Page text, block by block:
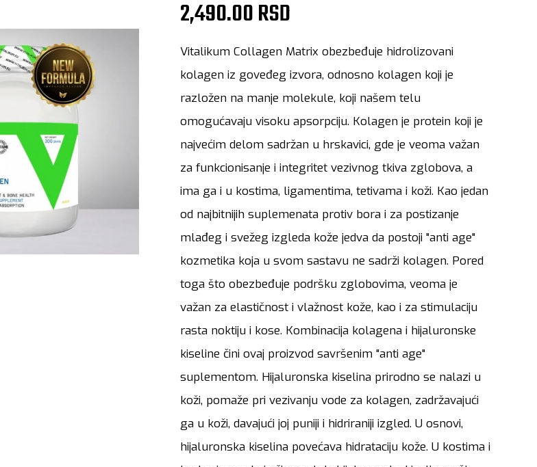
2,490.00 RSD
Vitalikum Collagen Matrix obezbeđuje hidrolizovani
kolagen iz goveđeg izvora, odnosno kolagen koji je
razložen na manje molekule, koji našem telu
omogućavaju visoku apsorpciju. Kolagen je protein koji je
najvećim delom sadržan u hrskavici, gde je veoma važan
za funkcionisanje i integritet vezivnog tkiva zglobova, a
ima ga i u kostima, ligamentima, tetivama i koži. Kao jedan
od najbitnijih suplemenata protiv bora i za postizanje
mlađeg i svežeg izgleda kože jedva da postoji "anti age"
kozmetika koja u svom sastavu ne sadrži kolagen. Pored
toga što obezbeđuje podršku zglobovima, veoma je
važan za elastičnost i vlažnost kože, kao i za stimulaciju
rasta noktiju i kose. Kombinacija kolagena i hijaluronske
kiseline čini ovaj proizvod savršenim "anti age"
suplementom. Hijaluronska kiselina prirodno se nalazi u
koži, pomaže pri vezivanju vode za kolagen, zadržavajući
ga u koži, davajući joj puniji i hidriraniji izgled. U osnovi,
hijaluronska kiselina povećava hidrataciju kože. U kostima i